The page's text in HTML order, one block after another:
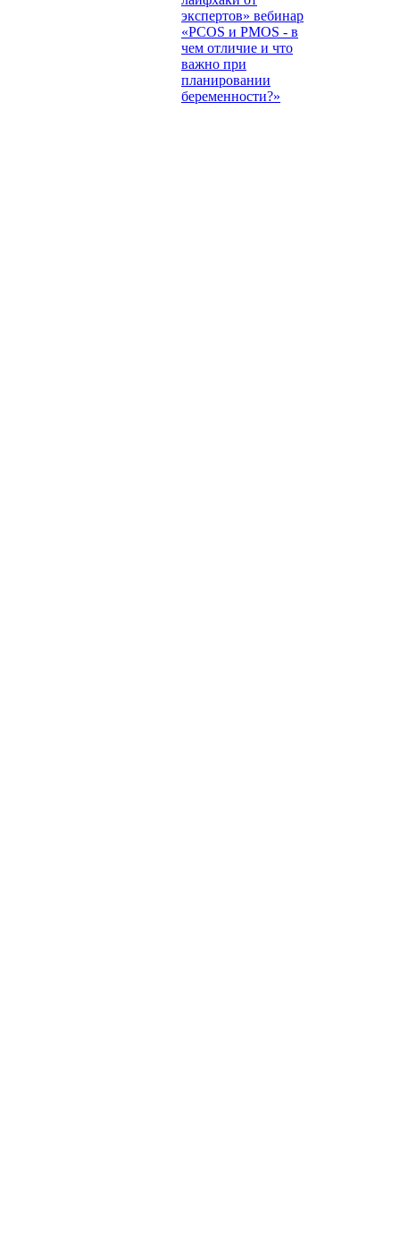
экспертов» вебинар
«PCOS и PMOS - в
чем отличие и что
важно при
планировании
беременности?»